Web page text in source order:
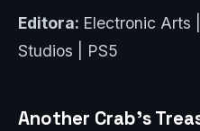
Editora: Electronic Arts |
Studios | PS5
Another Crab’s